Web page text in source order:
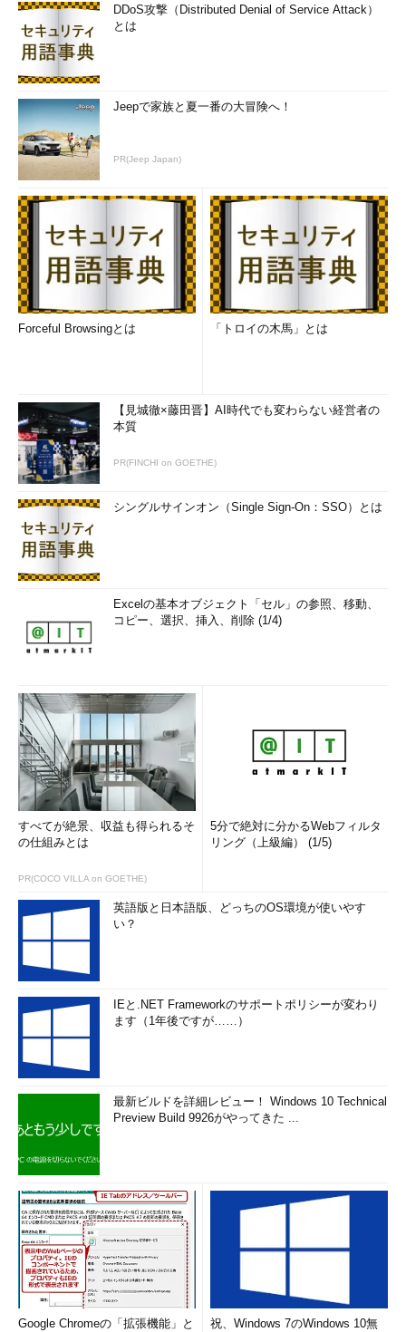
ンジ）でも、Webサーバーに「.htaccess」を悪用したWeb改ざ
んを行ったところ、参加者の多くが対応に苦慮していました。弊
社の社員にはお客さまを助けるための経験値を積ませるために、
研修で痛い目に遭っていただきました（笑）。
実は、他のソフトウェアでも
今回はEmEditorというテキストエディターが対象になりました
が、他のソフトでも公式サイトが不正アクセス被害を受け、ウイ
ルス付きのソフトウェアが配布されるという事件が起きていま
す。
関連記事
Operaに不正アクセス、コードサイニング証明書悪用でマルウ
ェア配布の恐れ（＠IT）
詳報：正規のアップデートを装いマルウェア配布する手口、ラ
ックが注意喚起（＠IT）
http://www.atmarkit.co.jp/ait/articles/1401/23/news138.html
「外部サービス」が原因、公式サイトの改ざん被害相次ぐ（＠
IT）
http://www.atmarkit.co.jp/ait/articles/1406/03/news056.html
ソフトウェアのアップデートを楽に行うために、自動アップデ
ート機能や起動時に新しいバージョンを確認する機能が備えられ
ているものも多くなりました。私も日常的に使用しているソフト
す。このアップデート機能は、ユーザーとしては新しいバージョ
ンのリリースに気付くことができるため、非常に有益であり、セ
キュリティの面でも大変助かります。この便利な機能が悪用され
るようになってしまうと「怖いのでアップデートは実施しない」
という流れになってしまわないか心配です。
多くの事件では、デジタル署名がないファイルがダウンロード
されるようになっていますので、実行前にデジタル署名の有無を
アップデートが提示されたものをそのまま「はい」や「アップデ
ザーに求めるのは難しいかもしれません。
とはできますが、デジタル署名を個別に確認したいユーザーには
「Windows Sysinternals」の「Sigcheck」がお勧めです。気が
付いたらSigcheckにVirusTotalを使用するオプションも追加され
ていました。意外と便利なツールなので、興味がある人は使って
みてください。
jp/sysinternals/bb897441.aspx
DDoS攻撃（Distributed Denial of Service Attack）
とは
Jeepで家族と夏一番の大冒険へ！
PR(Jeep Japan)
Forceful Browsingとは 「トロイの木馬」とは
【見城徹×藤田晋】AI時代でも変わらない経営者の
本質
PR(FINCHI on GOETHE)
シングルサインオン（Single Sign-On：SSO）とは
Excelの基本オブジェクト「セル」の参照、移動、
コピー、選択、挿入、削除 (1/4)
すべてが絶景、収益も得られるそ
の仕組みとは
PR(COCO VILLA on GOETHE)
5分で絶対に分かるWebフィルタ
リング（上級編） (1/5)
英語版と日本語版、どっちのOS環境が使いやす
い？
IEと.NET Frameworkのサポートポリシーが変わり
ます（1年後ですが……）
最新ビルドを詳細レビュー！ Windows 10 Technical
Preview Build 9926がやってきた ...
Google Chromeの「拡張機能」と
祝、Windows 7のWindows 10無